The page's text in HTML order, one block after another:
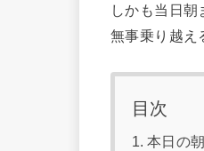
しかも当日
無事乗り越え
目次
本日の